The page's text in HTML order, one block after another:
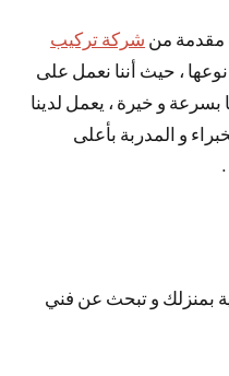
مقدمة من شركة تركيب
، حيث أننا نعمل على
بسرعة و خيرة ، يعمل لدينا
و المدربة بأعلى
بمنزلك و تبحث عن فني